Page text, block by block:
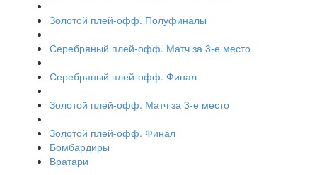
Золотой плей-офф. Полуфиналы
Серебряный плей-офф. Матч за 3-е место
Серебряный плей-офф. Финал
Золотой плей-офф. Матч за 3-е место
Золотой плей-офф. Финал
Бомбардиры
Вратари